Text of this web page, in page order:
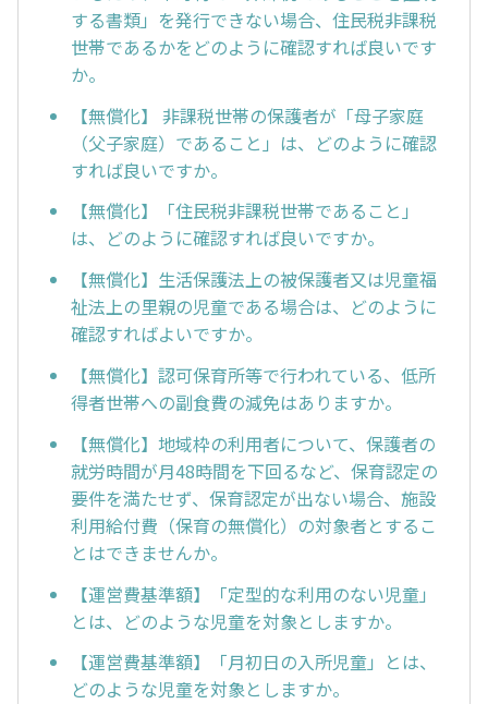
する書類」を発行できない場合、住民税非課税
世帯であるかをどのように確認すれば良いです
か。
【無償化】 非課税世帯の保護者が「母子家庭
（父子家庭）であること」は、どのように確認
すれば良いですか。
【無償化】「住民税非課税世帯であること」
は、どのように確認すれば良いですか。
【無償化】生活保護法上の被保護者又は児童福
祉法上の里親の児童である場合は、どのように
確認すればよいですか。
【無償化】認可保育所等で行われている、低所
得者世帯への副食費の減免はありますか。
【無償化】地域枠の利用者について、保護者の
就労時間が月48時間を下回るなど、保育認定の
要件を満たせず、保育認定が出ない場合、施設
利用給付費（保育の無償化）の対象者とするこ
とはできませんか。
【運営費基準額】「定型的な利用のない児童」
とは、どのような児童を対象としますか。
【運営費基準額】「月初日の入所児童」とは、
どのような児童を対象としますか。